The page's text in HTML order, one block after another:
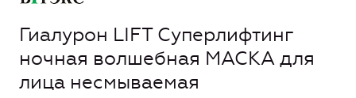
Гиалурон LIFT Суперлифтинг
ночная волшебная МАСКА для
лица несмываемая